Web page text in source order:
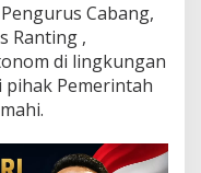
Cabang,
Ranting ,
di lingkungan
pihak Pemerintah